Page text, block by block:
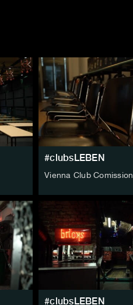
#clubsLEBEN
Vienna Club Comission
#clubsLEBEN